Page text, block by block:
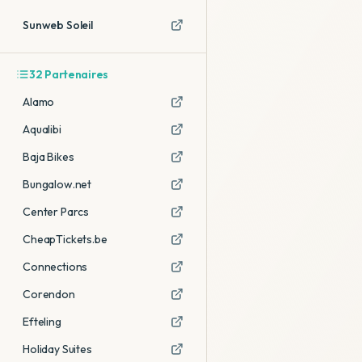
Sunweb Soleil
32 Partenaires
Alamo
Aqualibi
Baja Bikes
Bungalow.net
Center Parcs
CheapTickets.be
Connections
Corendon
Efteling
Holiday Suites